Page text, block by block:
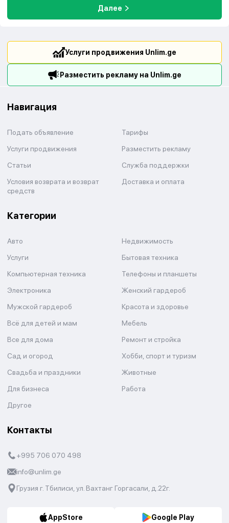
Далее
Услуги продвижения Unlim.ge
Разместить рекламу на Unlim.ge
Навигация
Подать объявление
Тарифы
Услуги продвижения
Разместить рекламу
Статьи
Служба поддержки
Условия возврата и возврат
средств
Доставка и оплата
Категории
Авто
Недвижимость
Услуги
Бытовая техника
Компьютерная техника
Телефоны и планшеты
Электроника
Женский гардероб
Мужской гардероб
Красота и здоровье
Всё для детей и мам
Мебель
Все для дома
Ремонт и стройка
Сад и огород
Хобби, спорт и туризм
Свадьба и праздники
Животные
Для бизнеса
Работа
Другое
Контакты
+995 706 070 498
info@unlim.ge
Грузия г. Тбилиси, ул. Вахтанг Горгасали, д.22г.
AppStore Google Play